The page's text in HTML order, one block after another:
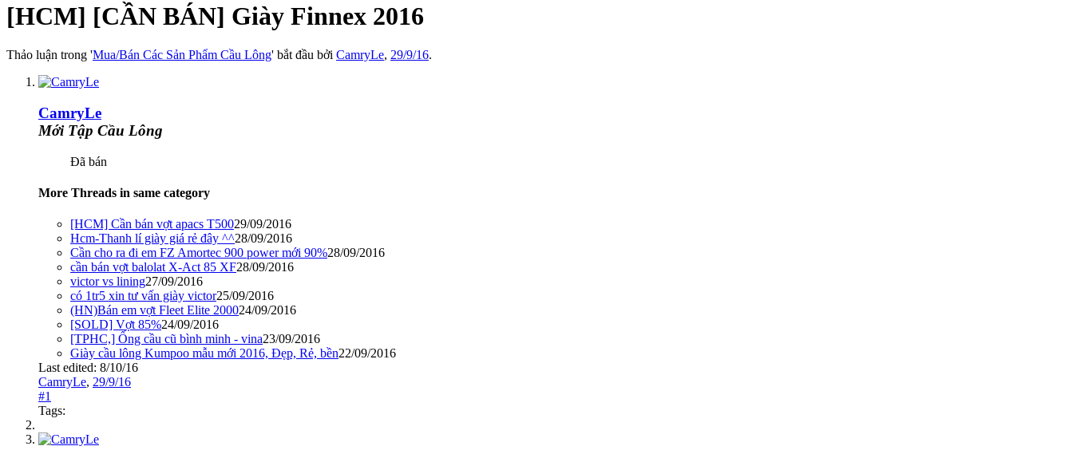
[HCM] [CẦN BÁN] Giày Finnex 2016
Thảo luận trong 'Mua/Bán Các Sản Phẩm Cầu Lông' bắt đầu bởi CamryLe, 29/9/16.
CamryLe
Mới Tập Cầu Lông
Đã bán
More Threads in same category
[HCM] Cần bán vợt apacs T50029/09/2016
Hcm-Thanh lí giày giá rẻ đây ^^28/09/2016
Cần cho ra đi em FZ Amortec 900 power mới 90%28/09/2016
cần bán vợt balolat X-Act 85 XF28/09/2016
victor vs lining27/09/2016
có 1tr5 xin tư vấn giày victor25/09/2016
(HN)Bán em vợt Fleet Elite 200024/09/2016
[SOLD] Vợt 85%24/09/2016
[TPHC,] Ống cầu cũ bình minh - vina23/09/2016
Giày cầu lông Kumpoo mẫu mới 2016, Đẹp, Rẻ, bền22/09/2016
Last edited: 8/10/16
CamryLe, 29/9/16
#1
Tags: